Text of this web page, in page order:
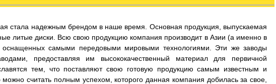
стала надежным брендом в наше время. Основная продукция, выпускаемая
литые диски. Всю свою продукцию компания производит в Азии (а именно в
оснащенных самыми передовыми мировыми технологиями. Эти же заводы
предоставляя им высококачественный материал для первичной
тем, что поставляют свою готовую продукцию самым известным и
считать полным успехом, которого данная компания добилась за свое,